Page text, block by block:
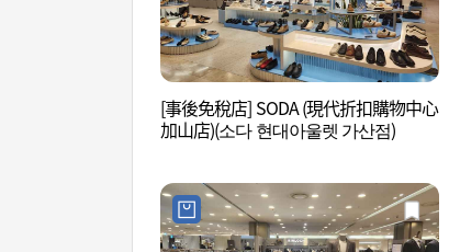
[事後免稅店] SODA (現代折扣購物中心
加山店)(소다 현대아울렛 가산점)